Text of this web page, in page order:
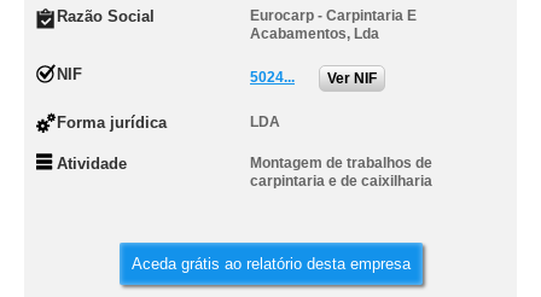
Razão Social
Eurocarp - Carpintaria E
Acabamentos, Lda
NIF 5024... Ver NIF
Forma jurídica LDA
Atividade
Montagem de trabalhos de
carpintaria e de caixilharia
Aceda grátis ao relatório desta empresa